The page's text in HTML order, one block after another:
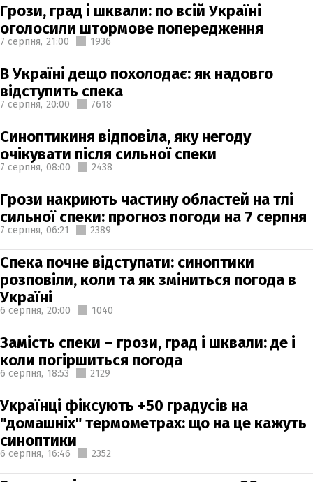
Грози, град і шквали: по всій Україні
оголосили штормове попередження
7 серпня, 21:00 1936
В Україні дещо похолодає: як надовго
відступить спека
7 серпня, 20:00 7618
Синоптикиня відповіла, яку негоду
очікувати після сильної спеки
7 серпня, 08:00 2438
Грози накриють частину областей на тлі
сильної спеки: прогноз погоди на 7 серпня
7 серпня, 06:21 2389
Спека почне відступати: синоптики
розповіли, коли та як зміниться погода в
Україні
6 серпня, 20:00 1040
Замість спеки – грози, град і шквали: де і
коли погіршиться погода
6 серпня, 18:53 2129
Українці фіксують +50 градусів на
"домашніх" термометрах: що на це кажуть
синоптики
6 серпня, 16:46 2352